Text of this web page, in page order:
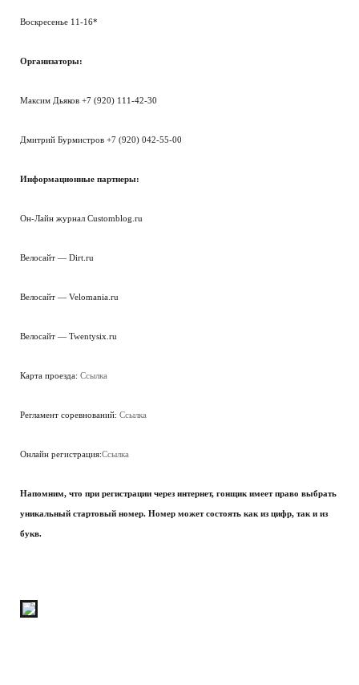
Воскресенье 11-16*
Организаторы:
Максим Дьяков +7 (920) 111-42-30
Дмитрий Бурмистров +7 (920) 042-55-00
Информационные партнеры:
Он-Лайн журнал Customblog.ru
Велосайт — Dirt.ru
Велосайт — Velomania.ru
Велосайт — Twentysix.ru
Карта проезда: Ссылка
Регламент соревнований: Ссылка
Онлайн регистрация:Ссылка
Напомним, что при регистрации через интернет, гонщик имеет право выбрать
уникальный стартовый номер. Номер может состоять как из цифр, так и из
букв.